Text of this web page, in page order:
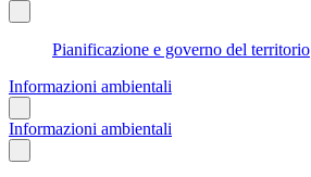
Pianificazione e governo del territorio
Informazioni ambientali
Informazioni ambientali